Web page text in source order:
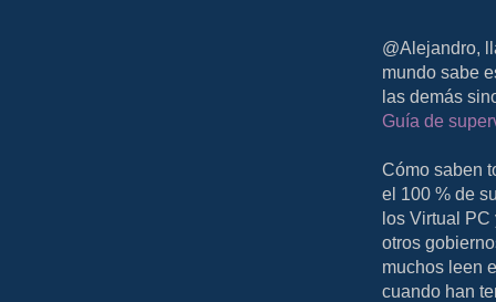
@Alejandro,
mundo sabe
las demás
Guía de
Cómo saben
el 100 % de
los Virtual PC
otros
muchos leen
cuando han